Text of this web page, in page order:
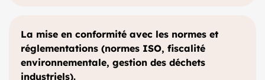
La mise en conformité avec les normes et
réglementations (normes ISO, fiscalité
environnementale, gestion des déchets
industriels).